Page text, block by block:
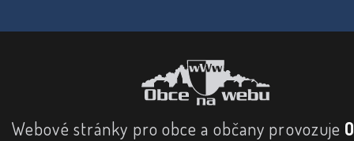
Webové stránky pro obce a občany provozuje